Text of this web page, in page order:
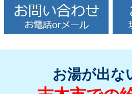
お湯が出な